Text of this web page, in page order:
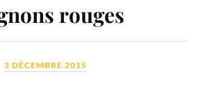
rouges
3 DÉCEMBRE 2015